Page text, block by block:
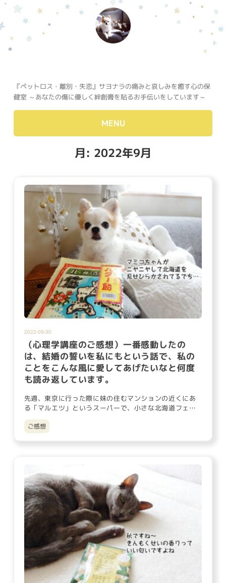
『ペットロス・離別・失恋』サヨナラの痛みと哀しみを癒す心の保
健室 ～あなたの傷に優しく絆創膏を貼るお手伝いをしています～
MENU
月: 2022年9月
2022-09-30
（心理学講座のご感想）一番感動したの
は、結婚の誓いを私にもという話で、私の
ことをこんな風に愛してあげたいなと何度
も読み返しています。
先週、東京に行った際に妹の住むマンションの近くにあ
る「マルエツ」というスーパーで、小さな北海道フェア
のようなものをやって…
ご感想